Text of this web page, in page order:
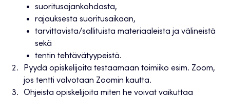
suoritusajankohdasta,
rajauksesta suoritusaikaan,
tarvittavista/sallituista materiaaleista ja välineistä
sekä
tentin tehtävätyypeistä.
Pyydä opiskelijoita testaamaan toimiiko esim. Zoom,
jos tentti valvotaan Zoomin kautta.
Ohjeista opiskelijoita miten he voivat vaikuttaa